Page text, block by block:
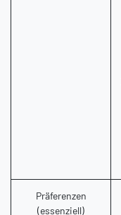
Präferenzen
(essenziell)